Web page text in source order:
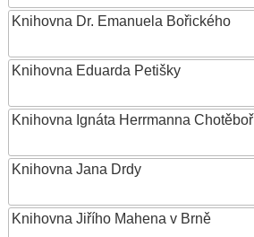
Knihovna Dr. Emanuela Bořického
Knihovna Eduarda Petišky
Knihovna Ignáta Herrmanna Chotěboř
Knihovna Jana Drdy
Knihovna Jiřího Mahena v Brně